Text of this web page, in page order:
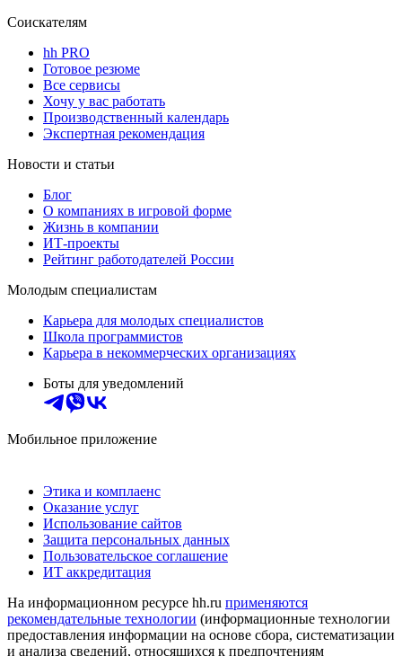
Соискателям
hh PRO
Готовое резюме
Все сервисы
Хочу у вас работать
Производственный календарь
Экспертная рекомендация
Новости и статьи
Блог
О компаниях в игровой форме
Жизнь в компании
ИТ-проекты
Рейтинг работодателей России
Молодым специалистам
Карьера для молодых специалистов
Школа программистов
Карьера в некоммерческих организациях
Боты для уведомлений
Мобильное приложение
Этика и комплаенс
Оказание услуг
Использование сайтов
Защита персональных данных
Пользовательское соглашение
ИТ аккредитация
На информационном ресурсе hh.ru применяются
рекомендательные технологии (информационные технологии
предоставления информации на основе сбора, систематизации
и анализа сведений, относящихся к предпочтениям